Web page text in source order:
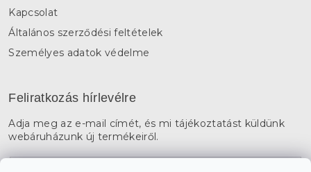
Kapcsolat
Általános szerződési feltételek
Személyes adatok védelme
Feliratkozás hírlevélre
Adja meg az e-mail címét, és mi tájékoztatást küldünk
webáruházunk új termékeiről.